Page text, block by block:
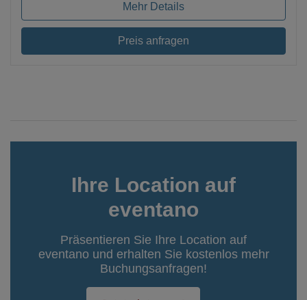
Mehr Details
Preis anfragen
Ihre Location auf
eventano
Präsentieren Sie Ihre Location auf
eventano und erhalten Sie kostenlos mehr
Buchungsanfragen!